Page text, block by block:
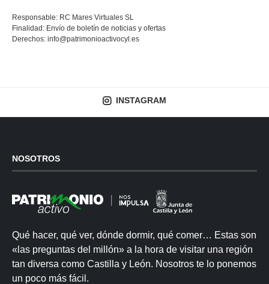
Responsable: RC Mares Virtuales SL
Finalidad: Envío de boletín de noticias y ofertas
Derechos: info@patrimonioactivocyl.es
INSTAGRAM
NOSOTROS
Qué hacer, qué ver, dónde dormir, qué comer… Estas son
«las preguntas del millón» a la hora de visitar una región
tan diversa como Castilla y León. Nosotros te lo ponemos
un poco más fácil.